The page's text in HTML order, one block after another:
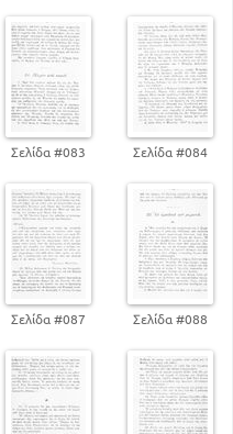
236
244
Σελίδα #083 Σελίδα #084
Σελίδα #087 Σελίδα #088